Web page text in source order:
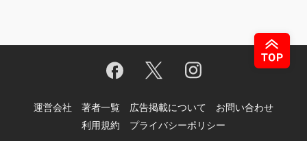
運営会社 著者一覧 広告掲載について
お問い合わせ
利用規約
プライバシーポリシー